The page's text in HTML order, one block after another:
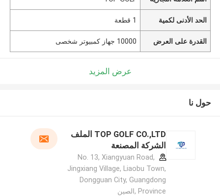
الحد الأدنى لكمية 1 قطعة
القدرة على العرض 10000 جهاز كمبيوتر شخصى
عرض المزيد
حول نا
TOP GOLF CO.,LTD الملف
الشركة المصنعة
No. 13, Xiangyuan Road,
Jingxiang Village, Liaobu Town,
Dongguan City, Guangdong
Province ,الصين